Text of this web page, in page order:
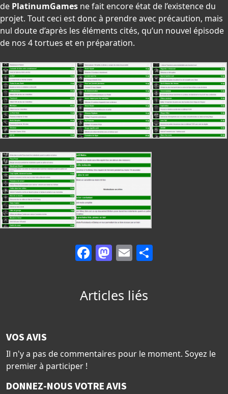
de PlatinumGames ne fait encore état de l’existence du
projet. Tout ceci est donc à prendre avec précaution, mais
nul doute d’après les éléments cités, qu’un nouvel épisode
de nos 4 tortues et en préparation.
Facebook
Mastodon
Email
Articles liés
VOS AVIS
Il n'y a pas de commentaires pour le moment. Soyez le
premier à participer !
DONNEZ-NOUS VOTRE AVIS